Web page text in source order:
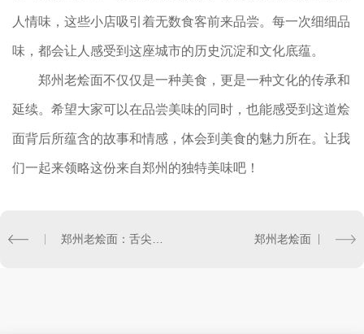
人情味，这些小店吸引着无数食客前来品尝。每一次细细品
味，都会让人感受到这座城市的历史沉淀和文化底蕴。
郑州老烩面不仅仅是一种美食，更是一种文化的传承和
延续。希望大家可以在品尝美味的同时，也能感受到这道烩
面背后所蕴含的故事和情感，体会到美食的魅力所在。让我
们一起来领略这份来自郑州的独特美味吧！
郑州老烩面